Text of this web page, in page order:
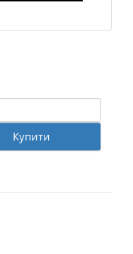
Купити